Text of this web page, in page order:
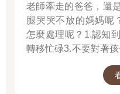
老師牽走的爸爸，還
腿哭哭不放的媽媽呢
怎麼處理呢？1.認知
轉移忙碌3.不要對著
也許是熟悉的玩偶增